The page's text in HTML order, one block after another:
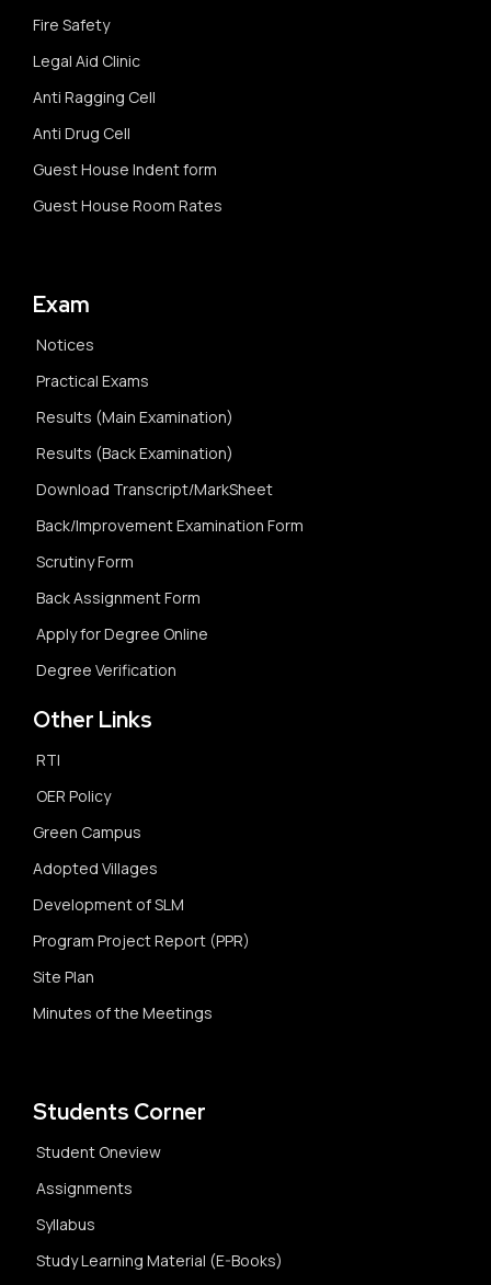
Fire Safety
Legal Aid Clinic
Anti Ragging Cell
Anti Drug Cell
Guest House Indent form
Guest House Room Rates
Exam
Notices
Practical Exams
Results (Main Examination)
Results (Back Examination)
Download Transcript/MarkSheet
Back/Improvement Examination Form
Scrutiny Form
Back Assignment Form
Apply for Degree Online
Degree Verification
Other Links
RTI
OER Policy
Green Campus
Adopted Villages
Development of SLM
Program Project Report (PPR)
Site Plan
Minutes of the Meetings
Students Corner
Student Oneview
Assignments
Syllabus
Study Learning Material (E-Books)